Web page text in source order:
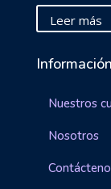
Leer más
Información
Nuestros
Nosotros